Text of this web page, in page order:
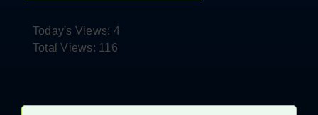
Today's Views: 4
Total Views: 116